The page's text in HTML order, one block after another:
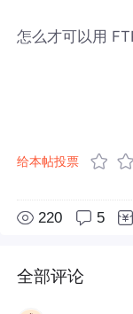
怎么才可以用
给本帖投票
220 5
全部评论